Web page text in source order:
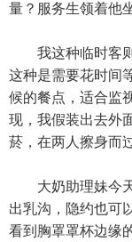
量？服务生领着他
我这种临时客则
这种是需要花时间
候的餐点，适合监
现，我假装出去外
菸，在两人擦身而
大奶助理妹今天
出乳沟，隐约也可
看到胸罩罩杯边缘